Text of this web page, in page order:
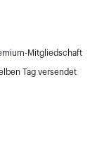
Mitgliedschaft
Tag versendet